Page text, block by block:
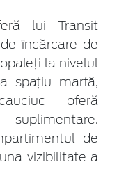
lui Transit
încărcare de
la nivelul
spațiu marfă,
oferă
de
vizibilitate a